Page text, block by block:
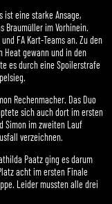
ist eine starke Ansage,
Braumüller im Vorhinein.
FA Kart-Teams an. Zu den
Heat gewann und in den
es durch eine Spoilerstrafe
Rechenmacher. Das Duo
sich auch dort im ersten
Simon im zweiten Lauf
verzeichnen.
Paatz ging es darum
acht im ersten Finale
Leider mussten alle drei